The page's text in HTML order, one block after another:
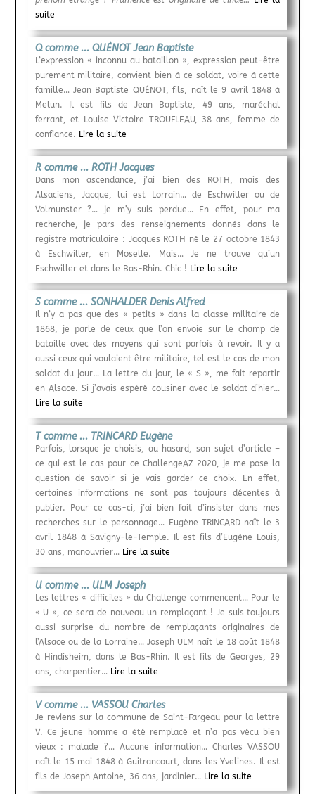
suite
Q comme ... QUÉNOT Jean Baptiste
L’expression « inconnu au bataillon », expression peut-être
purement militaire, convient bien à ce soldat, voire à cette
famille… Jean Baptiste QUÉNOT, fils, naît le 9 avril 1848 à
Melun. Il est fils de Jean Baptiste, 49 ans, maréchal
ferrant, et Louise Victoire TROUFLEAU, 38 ans, femme de
confiance. Lire la suite
R comme ... ROTH Jacques
Dans mon ascendance, j’ai bien des ROTH, mais des
Alsaciens, Jacque, lui est Lorrain… de Eschwiller ou de
Volmunster ?… je m’y suis perdue… En effet, pour ma
recherche, je pars des renseignements donnés dans le
registre matriculaire : Jacques ROTH né le 27 octobre 1843
à Eschwiller, en Moselle. Mais… Je ne trouve qu’un
Eschwiller et dans le Bas-Rhin. Chic ! Lire la suite
S comme ... SONHALDER Denis Alfred
Il n’y a pas que des « petits » dans la classe militaire de
1868, je parle de ceux que l’on envoie sur le champ de
bataille avec des moyens qui sont parfois à revoir. Il y a
aussi ceux qui voulaient être militaire, tel est le cas de mon
soldat du jour… La lettre du jour, le « S », me fait repartir
en Alsace. Si j’avais espéré cousiner avec le soldat d’hier…
Lire la suite
T comme ... TRINCARD Eugène
Parfois, lorsque je choisis, au hasard, son sujet d’article –
ce qui est le cas pour ce ChallengeAZ 2020, je me pose la
question de savoir si je vais garder ce choix. En effet,
certaines informations ne sont pas toujours décentes à
publier. Pour ce cas-ci, j’ai bien fait d’insister dans mes
recherches sur le personnage… Eugène TRINCARD naît le 3
avril 1848 à Savigny-le-Temple. Il est fils d’Eugène Louis,
30 ans, manouvrier… Lire la suite
U comme ... ULM Joseph
Les lettres « difficiles » du Challenge commencent… Pour le
« U », ce sera de nouveau un remplaçant ! Je suis toujours
aussi surprise du nombre de remplaçants originaires de
l’Alsace ou de la Lorraine… Joseph ULM naît le 18 août 1848
à Hindisheim, dans le Bas-Rhin. Il est fils de Georges, 29
ans, charpentier… Lire la suite
V comme ... VASSOU Charles
Je reviens sur la commune de Saint-Fargeau pour la lettre
V. Ce jeune homme a été remplacé et n’a pas vécu bien
vieux : malade ?… Aucune information… Charles VASSOU
naît le 15 mai 1848 à Guitrancourt, dans les Yvelines. Il est
fils de Joseph Antoine, 36 ans, jardinier… Lire la suite